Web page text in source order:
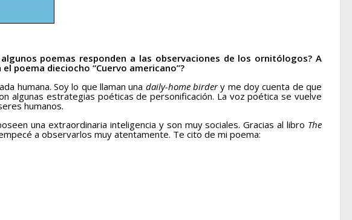
poemas responden a las observaciones de los ornitólogos? A
poema dieciocho “Cuervo americano”?
humana. Soy lo que llaman una daily-home birdery me doy cuenta de que
algunas estrategias poéticas de personificación. La voz poética se vuelve
humanos.
una extraordinaria inteligencia y son muy sociales. Gracias al libro The
a observarlos muy atentamente. Te cito de mi poema: